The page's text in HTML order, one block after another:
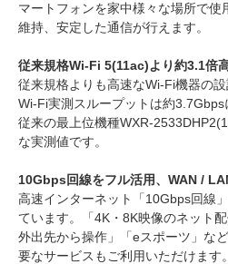
マートフォンを家中様々な場所で
維持、安定した通信が行えます。
従来規格Wi-Fi 5(11ac)より約3.1倍
従来規格よりも高速なWi-Fi機器の
Wi-Fi実測スループットは約3.7Gbps
従来の最上位機種WXR-
な実測値です。
10Gbps回線をフル活用、WAN /
高速インターネット「10Gbps回線
ています。「4K・8K映像のネット
外出先から操作」「eスポーツ」な
要なサービスもご利用いただけます。